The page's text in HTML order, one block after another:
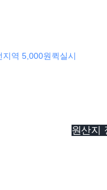
역 5,000원퀵실시
원산지